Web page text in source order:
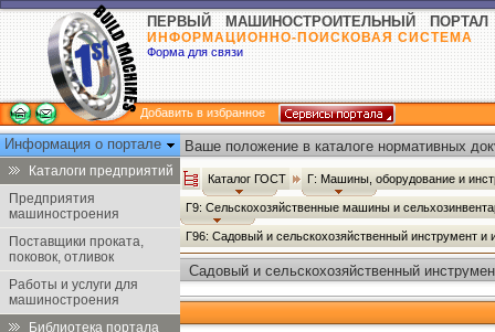
ПЕРВЫЙ МАШИНОСТРОИТЕЛЬНЫЙ ПОРТАЛ
ИНФОРМАЦИОННО-ПОИСКОВАЯ СИСТЕМА
Форма для связи
Добавить в избранное
Информация о портале
Каталоги предприятий
Предприятия
машиностроения
Поставщики проката,
поковок, отливок
Работы и услуги для
машиностроения
Библиотека портала
Ваше положение в каталоге нормативных
Каталог ГОСТ Г: Машины, оборудование и
Г9: Сельскохозяйственные машины и
Г96: Садовый и сельскохозяйственный инструмент и
Садовый и сельскохозяйственный